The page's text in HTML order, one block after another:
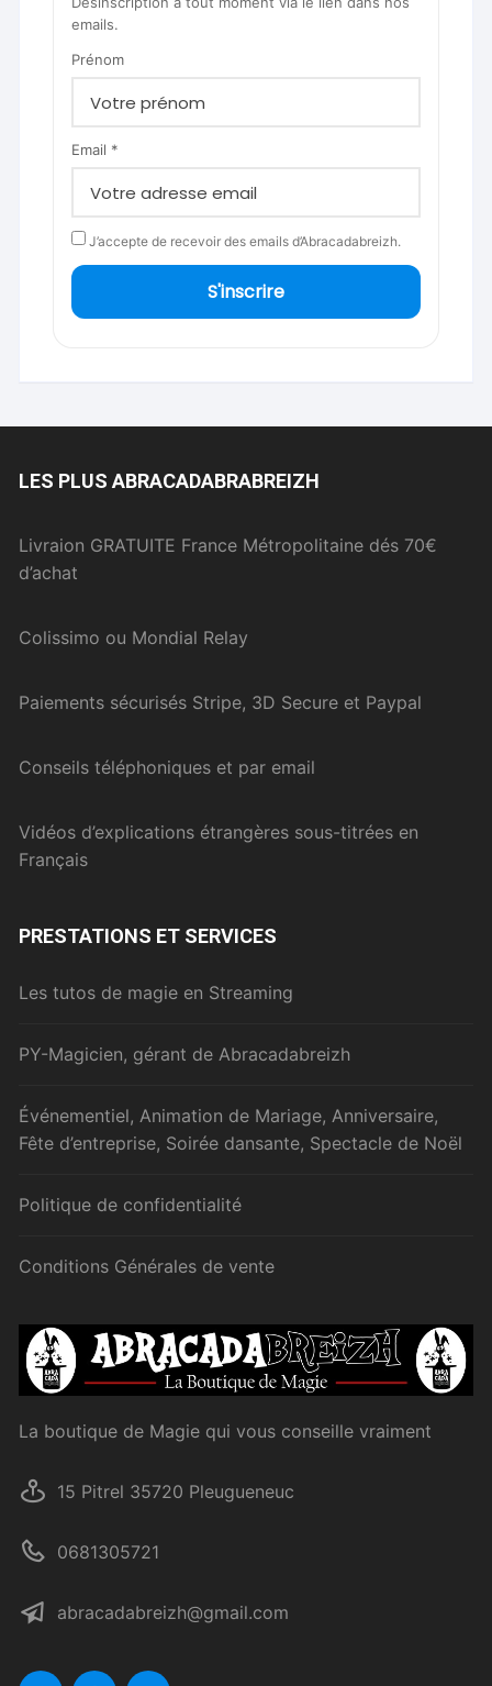
emails.
Prénom
Email *
J’accepte de recevoir des emails d’Abracadabreizh.
S'inscrire
LES PLUS ABRACADABRABREIZH
Livraion GRATUITE France Métropolitaine dés 70€
d’achat
Colissimo ou Mondial Relay
Paiements sécurisés Stripe, 3D Secure et Paypal
Conseils téléphoniques et par email
Vidéos d’explications étrangères sous-titrées en
Français
PRESTATIONS ET SERVICES
Les tutos de magie en Streaming
PY-Magicien, gérant de Abracadabreizh
Événementiel, Animation de Mariage, Anniversaire,
Fête d’entreprise, Soirée dansante, Spectacle de Noël
Politique de confidentialité
Conditions Générales de vente
La boutique de Magie qui vous conseille vraiment
15 Pitrel 35720 Pleugueneuc
0681305721
abracadabreizh@gmail.com